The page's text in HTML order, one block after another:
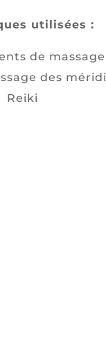
utilisées :
de massage
des
Reiki